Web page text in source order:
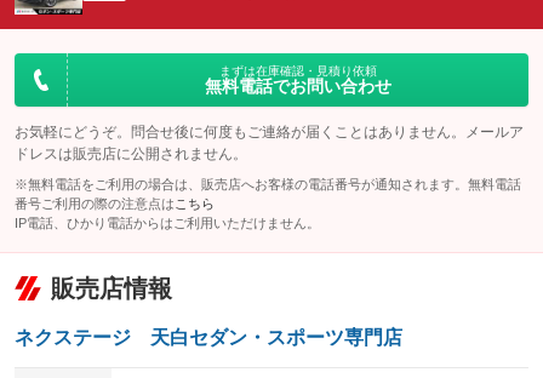
：装備なし
：装備なし
まずは在庫確認・見積り依頼
無料電話でお問い合わせ
お気軽にどうぞ。問合せ後に何度もご連絡が届くことはありません。メールア
ドレスは販売店に公開されません。
※無料電話をご利用の場合は、販売店へお客様の電話番号が通知されます。無料電話
番号ご利用の際の注意点は こちら
IP電話、ひかり電話からはご利用いただけません。
販売店情報
ネクステージ 天白セダン・スポーツ専門店